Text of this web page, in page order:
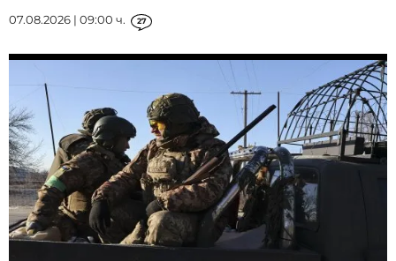
07.08.2026 | 09:00 ч. 27